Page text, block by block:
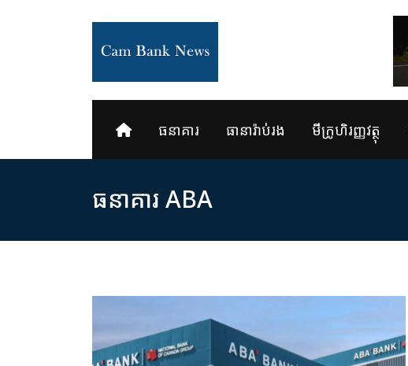
ធនាគារ ធានារ៉ាប់រង មីក្រូហិរញ្ញវត្ថុ
ធនាគារ ABA